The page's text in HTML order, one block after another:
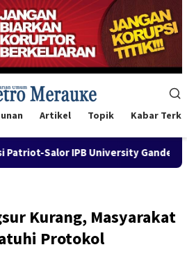
Artikel Topik Kabar
Dinas Perikanan Merauke
Kurang, Masyarakat
Protokol